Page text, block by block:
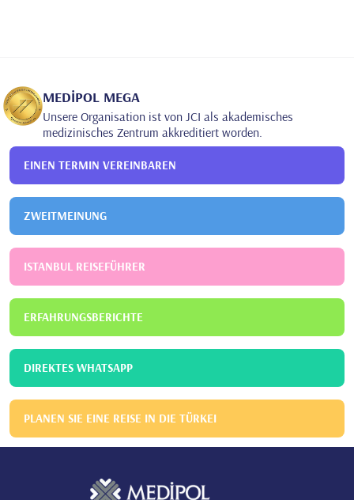
MEDİPOL MEGA
Unsere Organisation ist von JCI als akademisches
medizinisches Zentrum akkreditiert worden.
EINEN TERMIN VEREINBAREN
ZWEITMEINUNG
ISTANBUL REISEFÜHRER
ERFAHRUNGSBERICHTE
DIREKTES WHATSAPP
PLANEN SIE EINE REISE IN DIE TÜRKEI